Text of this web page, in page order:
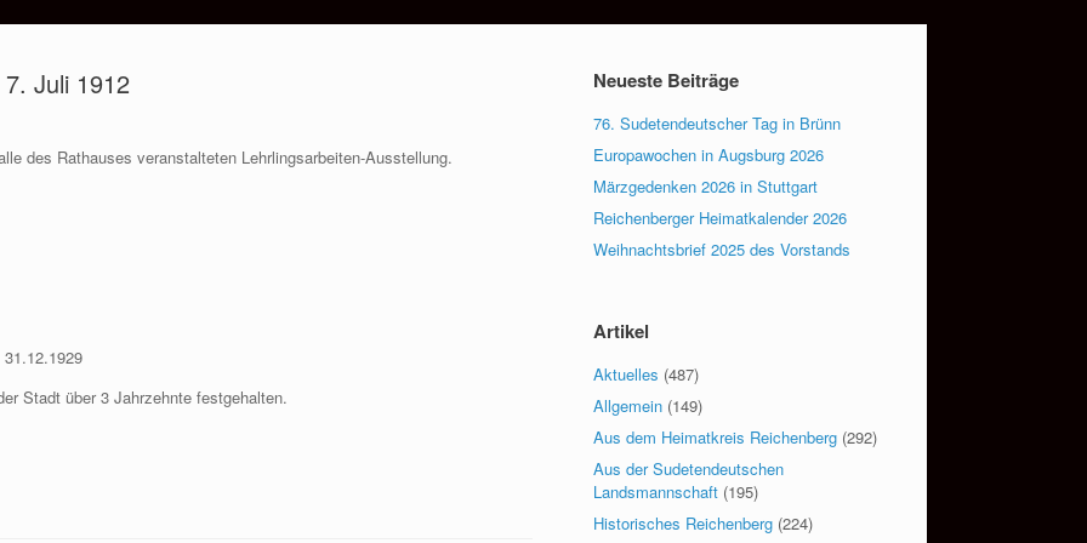
Juli 1912
des Rathauses veranstalteten Lehrlingsarbeiten-Ausstellung.
Stadt über 3 Jahrzehnte festgehalten.
Neueste Beiträge
76. Sudetendeutscher Tag in Brünn
Europawochen in Augsburg 2026
Märzgedenken 2026 in Stuttgart
Reichenberger Heimatkalender 2026
Weihnachtsbrief 2025 des Vorstands
Artikel
Aktuelles (487)
Allgemein (149)
Aus dem Heimatkreis Reichenberg (292)
Aus der Sudetendeutschen
Landsmannschaft (195)
Historisches Reichenberg (224)